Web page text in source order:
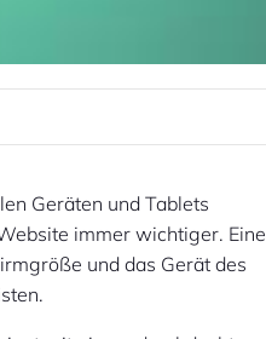
Geräten und Tablets
immer wichtiger. Eine
und das Gerät des